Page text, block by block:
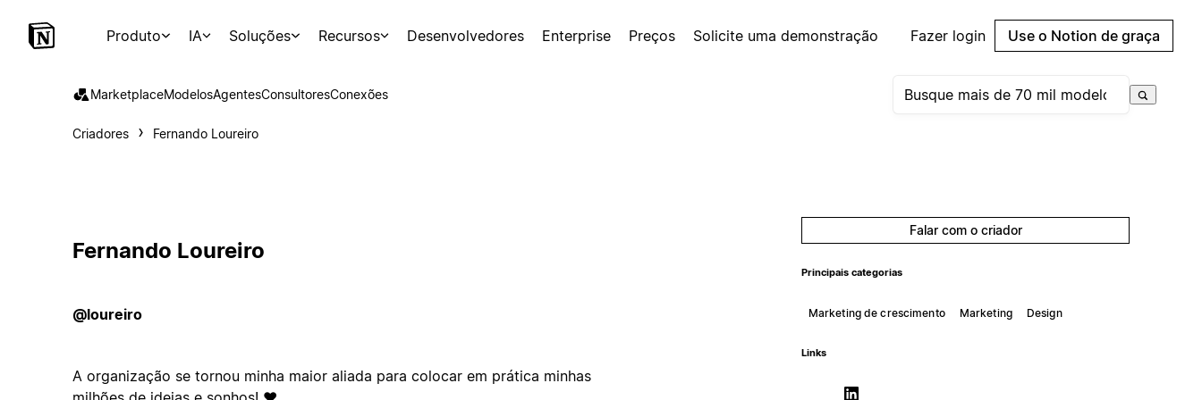
Produto IA Soluções Recursos Desenvolvedores Enterprise Preços Solicite uma demonstração Fazer login Use o Notion de graça
MarketplaceModelosAgentesConsultoresConexões
Criadores Fernando Loureiro
Fernando Loureiro
@loureiro
A organização se tornou minha maior aliada para colocar em prática minhas
Falar com o criador
Principais categorias
Marketing de crescimento Marketing Design
Links